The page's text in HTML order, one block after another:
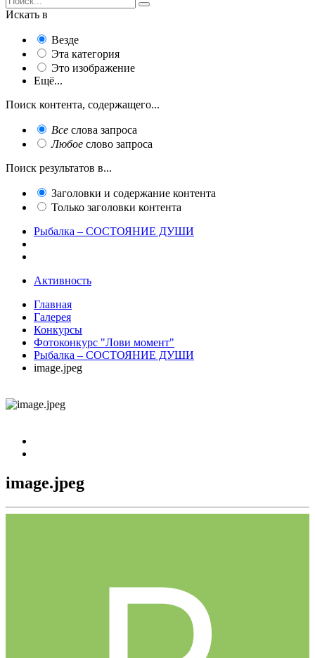
Искать в
Везде
Эта категория
Это изображение
Ещё...
Поиск контента, содержащего...
Все слова запроса
Любое слово запроса
Поиск результатов в...
Заголовки и содержание контента
Только заголовки контента
Рыбалка – СОСТОЯНИЕ ДУШИ
Активность
Главная
Галерея
Конкурсы
Фотоконкурс "Лови момент"
Рыбалка – СОСТОЯНИЕ ДУШИ
image.jpeg
image.jpeg